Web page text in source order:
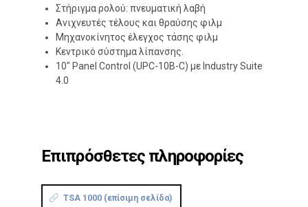
Στήριγμα ρολού: πνευματική λαβή
Ανιχνευτές τέλους και θραύσης φιλμ
Μηχανοκίνητος έλεγχος τάσης φιλμ
Κεντρικό σύστημα λίπανσης.
10″ Panel Control (UPC-10B-C) με Industry Suite
4.0
Επιπρόσθετες πληροφορίες
TSA 1000 (επίσιμη σελίδα)